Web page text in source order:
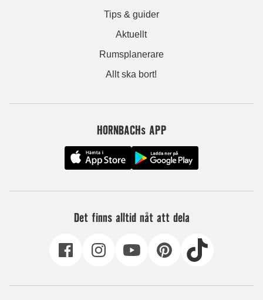
Tips & guider
Aktuellt
Rumsplanerare
Allt ska bort!
HORNBACHs APP
Det finns alltid nåt att dela